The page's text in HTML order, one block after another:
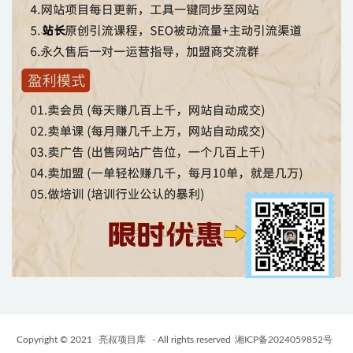
Copyright © 2021 亮叔项目库 - All rights reserved 湘ICP备2024059852号